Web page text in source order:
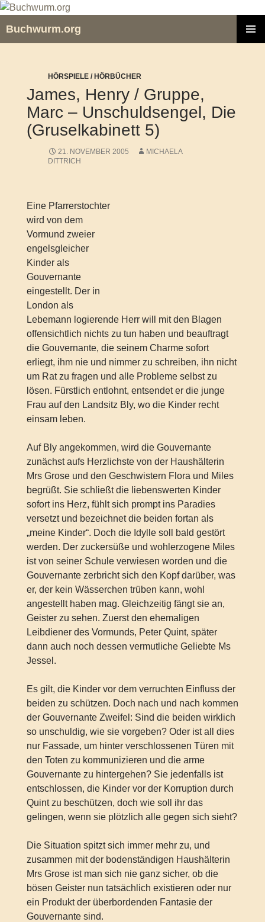
Zum
springen
Buchwurm.org
HÖRSPIELE / HÖRBÜCHER
James, Henry / Gruppe,
Marc – Unschuldsengel, Die
(Gruselkabinett 5)
21. NOVEMBER 2005
MICHAELA
DITTRICH
Eine Pfarrerstochter
wird von dem
Vormund zweier
engelsgleicher
Kinder als
Gouvernante
eingestellt. Der in
London als
Lebemann logierende Herr will mit den Blagen
offensichtlich nichts zu tun haben und beauftragt
die Gouvernante, die seinem Charme sofort
erliegt, ihm nie und nimmer zu schreiben, ihn nicht
um Rat zu fragen und alle Probleme selbst zu
lösen. Fürstlich entlohnt, entsendet er die junge
Frau auf den Landsitz Bly, wo die Kinder recht
einsam leben.
Auf Bly angekommen, wird die Gouvernante
zunächst aufs Herzlichste von der Haushälterin
Mrs Grose und den Geschwistern Flora und Miles
begrüßt. Sie schließt die liebenswerten Kinder
sofort ins Herz, fühlt sich prompt ins Paradies
versetzt und bezeichnet die beiden fortan als
„meine Kinder“. Doch die Idylle soll bald gestört
werden. Der zuckersüße und wohlerzogene Miles
ist von seiner Schule verwiesen worden und die
Gouvernante zerbricht sich den Kopf darüber, was
er, der kein Wässerchen trüben kann, wohl
angestellt haben mag. Gleichzeitig fängt sie an,
Geister zu sehen. Zuerst den ehemaligen
Leibdiener des Vormunds, Peter Quint, später
dann auch noch dessen vermutliche Geliebte Ms
Jessel.
Es gilt, die Kinder vor dem verruchten Einfluss der
beiden zu schützen. Doch nach und nach kommen
der Gouvernante Zweifel: Sind die beiden wirklich
so unschuldig, wie sie vorgeben? Oder ist all dies
nur Fassade, um hinter verschlossenen Türen mit
den Toten zu kommunizieren und die arme
Gouvernante zu hintergehen? Sie jedenfalls ist
entschlossen, die Kinder vor der Korruption durch
Quint zu beschützen, doch wie soll ihr das
gelingen, wenn sie plötzlich alle gegen sich sieht?
Die Situation spitzt sich immer mehr zu, und
zusammen mit der bodenständigen Haushälterin
Mrs Grose ist man sich nie ganz sicher, ob die
bösen Geister nun tatsächlich existieren oder nur
ein Produkt der überbordenden Fantasie der
Gouvernante sind.